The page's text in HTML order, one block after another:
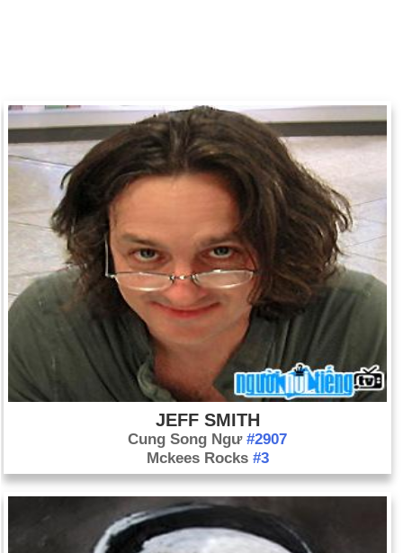
JEFF SMITH
Cung Song Ngư #2907
Mckees Rocks #3